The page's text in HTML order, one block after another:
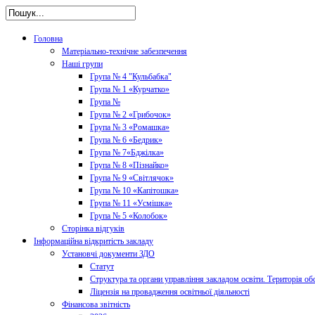
Головна
Матеріально-технічне забезпечення
Наші групи
Група № 4 "Кульбабка"
Група № 1 «Курчатко»
Група №
Група № 2 «Грибочок»
Група № 3 «Ромашка»
Група № 6 «Бедрик»
Група № 7«Бджілка»
Група № 8 «Пізнайко»
Група № 9 «Світлячок»
Група № 10 «Капітошка»
Група № 11 «Усмішка»
Група № 5 «Колобок»
Сторінка відгуків
Інформаційна відкритість закладу
Установчі документи ЗДО
Статут
Структура та органи управління закладом освіти. Територія
Ліцензія на провадження освітньої діяльності
Фінансова звітність